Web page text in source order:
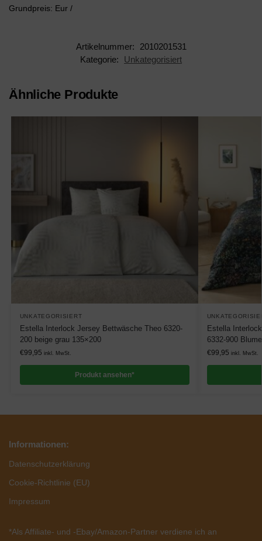
Grundpreis: Eur /
Artikelnummer:
2010201531
Kategorie:
Unkategorisiert
Ähnliche Produkte
UNKATEGORISIERT
Estella Interlock Jersey Bettwäsche Theo 6320-
200 beige grau 135×200
€99,95 inkl. MwSt.
Produkt ansehen*
Estella
6332-900
€99,95 inkl. MwSt.
Informationen:
Datenschutzerklärung
Cookie-Richtlinie (EU)
Impressum
*Als Affiliate- und -Ebay/Amazon-Partner verdiene ich an